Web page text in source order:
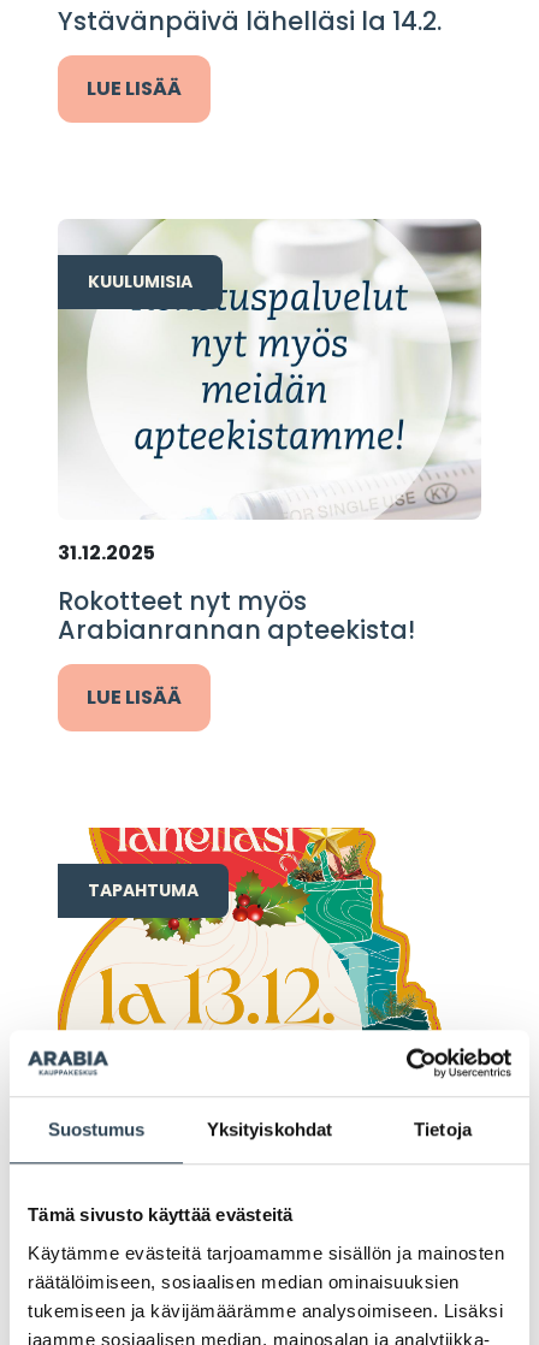
Suostumus Yksityiskohdat Tietoja
Tämä sivusto käyttää evästeitä
Käytämme evästeitä tarjoamamme sisällön ja mainosten
räätälöimiseen, sosiaalisen median ominaisuuksien
tukemiseen ja kävijämäärämme analysoimiseen. Lisäksi
jaamme sosiaalisen median, mainosalan ja analytiikka-
Ystävänpäivä lähelläsi la 14.2.
LUE LISÄÄ
KUULUMISIA
31.12.2025
Rokotteet nyt myös
Arabianrannan apteekista!
LUE LISÄÄ
TAPAHTUMA
29.11.2025
Joulun avaus lähelläsi la 13.12. &
20.12.
LUE LISÄÄ